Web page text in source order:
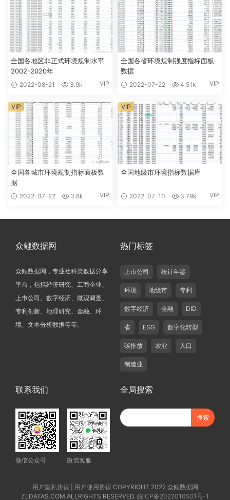
全国各地区非正式环境规制水平
2002-2020年
2022-08-21 3.9k VIP
全国各省环境规制强度指标面板
数据
2022-07-22 4.51k VIP
全国各城市环境规制指标面板数
据
2022-07-22 3.8k VIP
VIP
全国地级市环境指标数据库
2022-07-10 3.79k VIP
VIP
众鲤数据网
众鲤数据网，专业社科类数据分享
平台，包括经济研究、工商企业、
上市公司、数字经济、微观调查、
专利创新、地理研究、金融、环
境、文本分析数据等等。
热门标签
上市公司 统计年鉴
环境 地级市 专利
数字经济 金融 DID
省 ESG 数字化转型
碳排放 农业 人口
制造业
联系我们
微信公众号 微信客服
全局搜索
用户隐私协议 用户使用协议 COPYRIGHT 2022 众鲤数据网
ZLDATAS.COM.ALLRIGHTS RESERVED. 皖ICP备2022010501号-1